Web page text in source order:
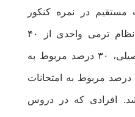
مستقیم در نمره کنکور
داوطلبان تاثیرگذار است. در نظام ترمی واحدی از ۴۰
درصد مجموع تاثیر سوابق تحصیلی، ۳۰ درصد مربوط به
امتحانات نهایی پایه دیپلم و ۱۰ درصد مربوط به امتحانات
افرادی که در دروس